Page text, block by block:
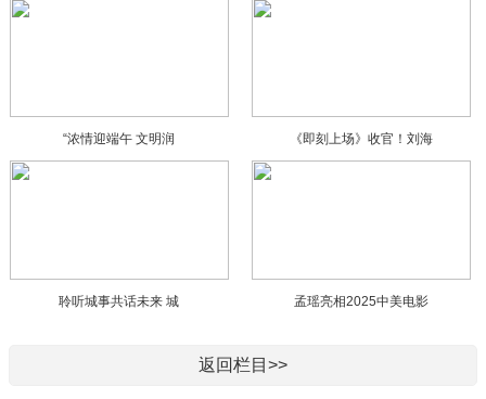
“浓情迎端午 文明润 《即刻上场》收官！刘海
聆听城事共话未来 城 孟瑶亮相2025中美电影
返回栏目>>